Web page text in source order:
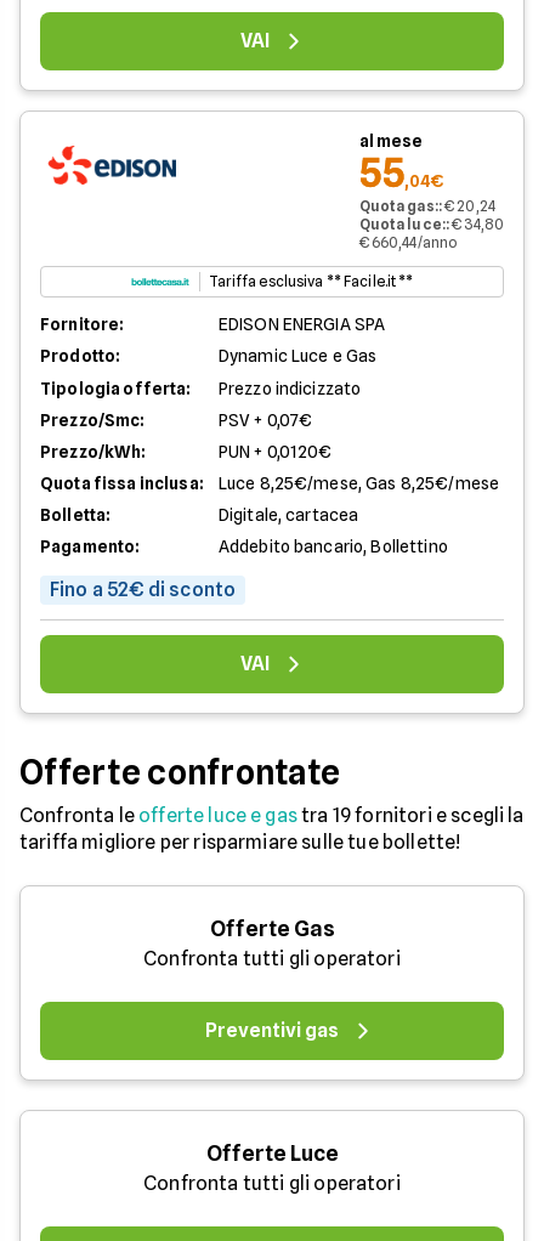
VAI
al mese
55,04€
Quota gas::€ 20,24
Quota luce::€ 34,80
€ 660,44/anno
Tariffa esclusiva ** Facile.it **
Fornitore:
EDISON ENERGIA SPA
Prodotto:
Dynamic Luce e Gas
Tipologia offerta:
Prezzo indicizzato
Prezzo/Smc:
PSV + 0,07€
Prezzo/kWh:
PUN + 0,0120€
Quota fissa inclusa:
Luce 8,25€/mese, Gas 8,25€/mese
Bolletta:
Digitale, cartacea
Pagamento:
Addebito bancario, Bollettino
Fino a 52€ di sconto
VAI
Offerte confrontate
Confronta le offerte luce e gastra 19 fornitori e scegli la
tariffa migliore per risparmiare sulle tue bollette!
Offerte Gas
Confronta tutti gli operatori
Preventivi gas
Offerte Luce
Confronta tutti gli operatori